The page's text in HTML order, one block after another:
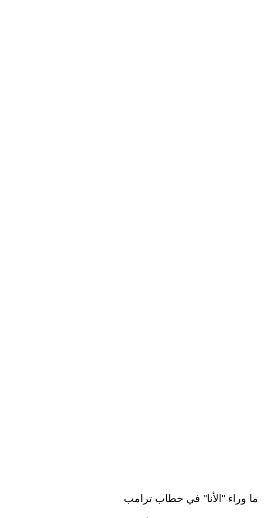
ما وراء "الأنا" في خطاب ترامب